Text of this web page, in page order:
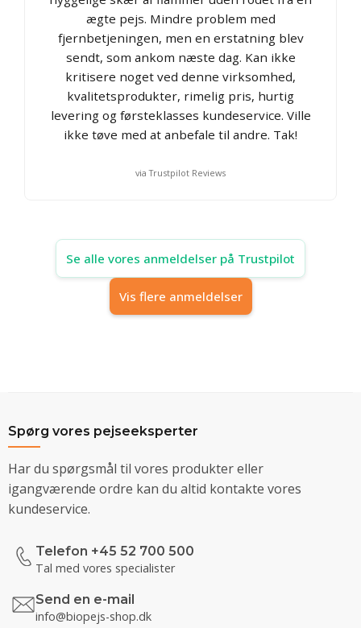
ægte pejs. Mindre problem med
fjernbetjeningen, men en erstatning blev
sendt, som ankom næste dag. Kan ikke
kritisere noget ved denne virksomhed,
kvalitetsprodukter, rimelig pris, hurtig
levering og førsteklasses kundeservice. Ville
ikke tøve med at anbefale til andre. Tak!
via Trustpilot Reviews
Se alle vores anmeldelser på Trustpilot
Vis flere anmeldelser
Spørg vores pejseeksperter
Har du spørgsmål til vores produkter eller
igangværende ordre kan du altid kontakte vores
kundeservice.
Telefon +45 52 700 500
Tal med vores specialister
Send en e-mail
info@biopejs-shop.dk